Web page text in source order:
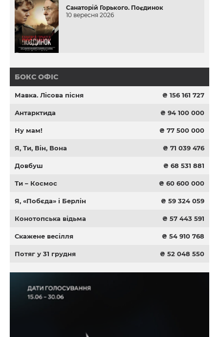
Санаторій Горького. Поєдинок
10 вересня 2026
БОКС ОФІС
Мавка. Лісова пісня ₴ 156 161 727
Антарктида ₴ 94 100 000
Ну мам! ₴ 77 500 000
Я, Ти, Він, Вона ₴ 71 039 476
Довбуш ₴ 68 531 881
Ти – Космос ₴ 60 600 000
Я, «Побєда» і Берлін ₴ 59 324 059
Конотопська відьма ₴ 57 443 591
Скажене весілля ₴ 54 910 768
Потяг у 31 грудня ₴ 52 048 550